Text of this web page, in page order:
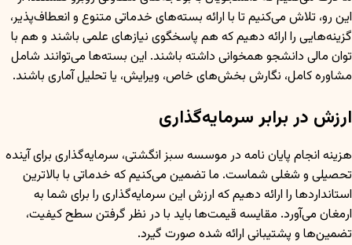
این رو، تلاش می‌کنیم تا با ارائه بسته‌های خدماتی متنوع و انعطاف‌پذیر،
گزینه‌هایی را ارائه دهیم که هم پاسخگوی نیازهای علمی باشند و هم با
توان مالی دانشجو همخوانی داشته باشند. این بسته‌ها می‌توانند شامل
مشاوره کامل، نگارش بخش‌های خاص، ویرایش، یا تحلیل آماری باشند.
ارزش در برابر سرمایه‌گذاری
هزینه انجام پایان نامه در موسسه سبز انگشتی، سرمایه‌گذاری برای آینده
تحصیلی و شغلی شماست. ما تضمین می‌کنیم که خدماتی با بالاترین
استانداردها را ارائه دهیم که ارزش این سرمایه‌گذاری را برای شما به
ارمغان می‌آورد. مقایسه قیمت‌ها باید با در نظر گرفتن سطح کیفیت،
تضمین‌ها و پشتیبانی ارائه شده صورت گیرد.